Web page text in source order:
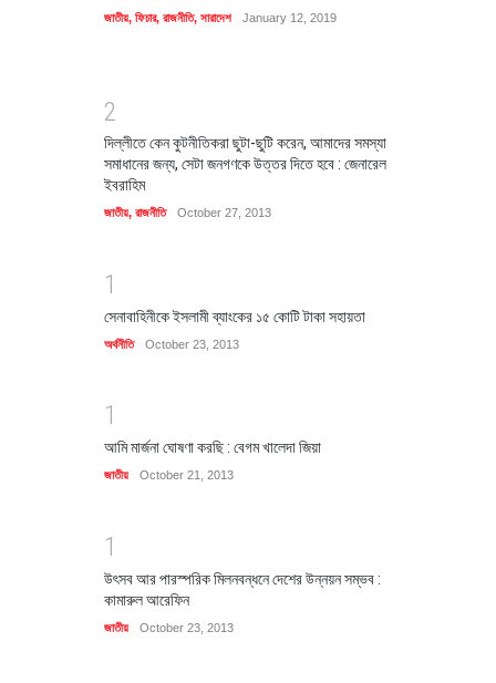
জাতীয়, ফিচার, রাজনীতি, সারাদেশ January 12, 2019
2
দিল্লীতে কেন কুটনীতিকরা ছুটা-ছুটি করেন, আমাদের সমস্যা
সমাধানের জন্য, সেটা জনগণকে উত্তর দিতে হবে : জেনারেল
ইবরাহিম
জাতীয়, রাজনীতি October 27, 2013
1
সেনাবাহিনীকে ইসলামী ব্যাংকের ১৫ কোটি টাকা সহায়তা
অর্থনীতি October 23, 2013
1
আমি মার্জনা ঘোষণা করছি : বেগম খালেদা জিয়া
জাতীয় October 21, 2013
1
উৎসব আর পারস্পরিক মিলনবন্ধনে দেশের উন্নয়ন সম্ভব :
কামারুল আরেফিন
জাতীয় October 23, 2013